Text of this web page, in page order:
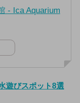
- Ica Aquarium
遊びスポット8選